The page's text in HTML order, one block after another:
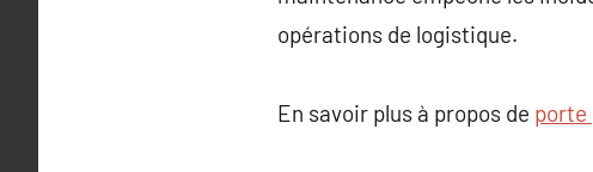
opérations de logistique.
En savoir plus à propos de porte